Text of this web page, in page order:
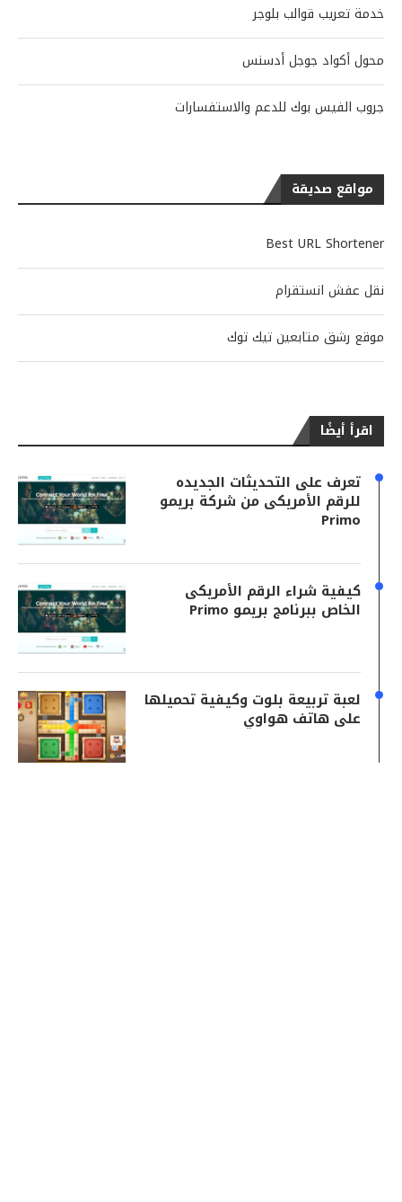
خدمة تعريب قوالب بلوجر
محول أكواد جوجل أدسنس
جروب الفيس بوك للدعم والاستفسارات
مواقع صديقة
Best URL Shortener
نقل عفش انستقرام
موقع رشق متابعين تيك توك
اقرأ أيضًا
تعرف على التحديثات الجديده
للرقم الأمريكى من شركة بريمو
Primo
كيفية شراء الرقم الأمريكى
الخاص ببرنامج بريمو Primo
لعبة تربيعة بلوت وكيفية تحميلها
على هاتف هواوي